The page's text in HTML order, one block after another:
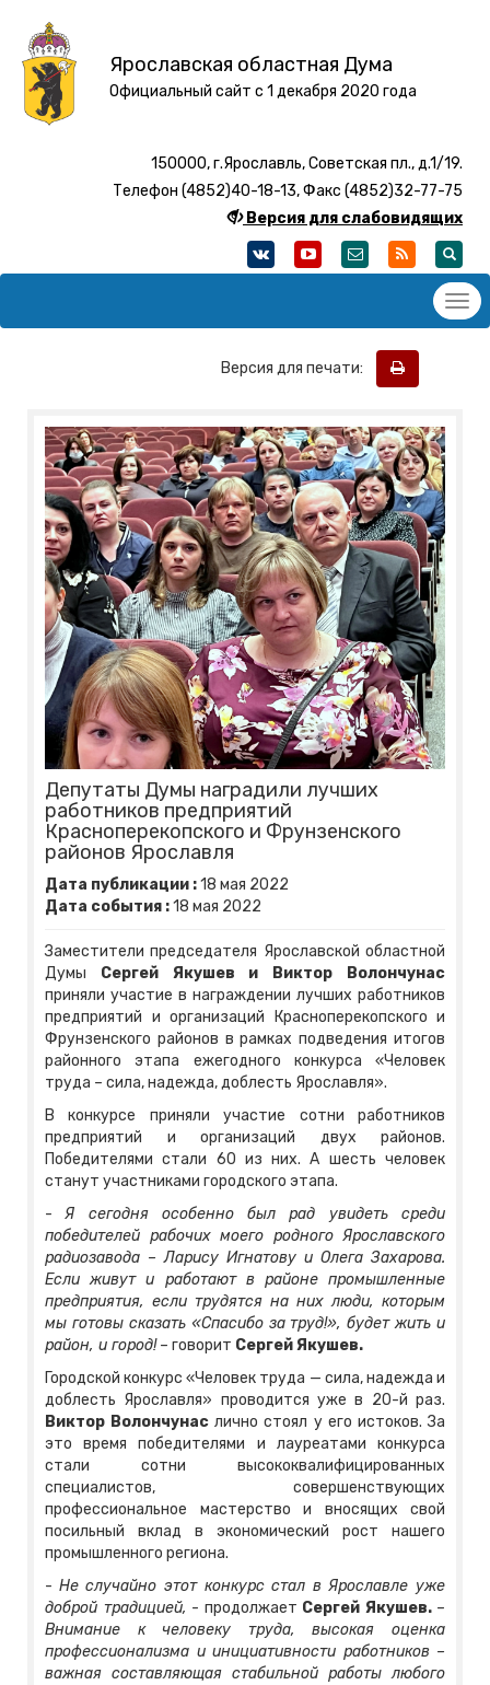
Ярославская областная Дума
Официальный сайт с 1 декабря 2020 года
150000, г.Ярославль, Советская пл., д.1/19.
Телефон (4852)40-18-13, Факс (4852)32-77-75
Версия для слабовидящих
Версия для печати:
Депутаты Думы наградили лучших
работников предприятий
Красноперекопского и Фрунзенского
районов Ярославля
Дата публикации :18 мая 2022
Дата события :18 мая 2022
Заместители председателя Ярославской областной
Думы Сергей Якушев и Виктор Волончунас
приняли участие в награждении лучших работников
предприятий и организаций Красноперекопского и
Фрунзенского районов в рамках подведения итогов
районного этапа ежегодного конкурса «Человек
труда – сила, надежда, доблесть Ярославля».
В конкурсе приняли участие сотни работников
предприятий и организаций двух районов.
Победителями стали 60 из них. А шесть человек
станут участниками городского этапа.
-Я сегодня особенно был рад увидеть среди
победителей рабочих моего родного Ярославского
радиозавода – Ларису Игнатову и Олега Захарова.
Если живут и работают в районе промышленные
предприятия, если трудятся на них люди, которым
мы готовы сказать «Спасибо за труд!», будет жить и
район, и город!– говорит Сергей Якушев.
Городской конкурс «Человек труда — сила, надежда и
доблесть Ярославля» проводится уже в 20-й раз.
Виктор Волончунаслично стоял у его истоков. За
это время победителями и лауреатами конкурса
стали сотни высококвалифицированных
специалистов, совершенствующих
профессиональное мастерство и вносящих свой
посильный вклад в экономический рост нашего
промышленного региона.
- Не случайно этот конкурс стал в Ярославле уже
доброй традицией, - продолжает Сергей Якушев.–
Внимание к человеку труда, высокая оценка
профессионализма и инициативности работников –
важная составляющая стабильной работы любого